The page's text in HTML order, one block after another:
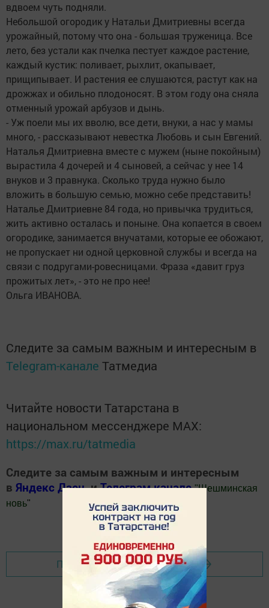
вдвоем чуть подняли.
Небольшой огородик у Натальи Дмитриевны всегда
урожайный, потому что она - большая труженица. Все
лето, без устали как пчелка пестует каждое растение,
каждый кустик: поливает, рыхлит, окапывает,
прищипывает. И растения ее слушаются, растут как на
дрожжах и обильно плодоносят. В этом году она сняла
отменный урожай арбузов и дынь.
- Уж поели мы их вволю, все дети, внуки, а нас у мамы
много, - рассказывают невестка Любовь и сын Евгений.
Наталья Дмитриевна вместе с мужем (ныне покойным)
вырастила 4 дочерей и 4 сыновей, а сейчас у нее 14
внуков и 3 правнука. Сколько труда нужно было
вложить в большую семью, можно себе представить!
Наталье Дмитриевне 84 года, но привычка трудиться,
жить активно осталась и поныне. Она копается в своем
огородике, занимается внучатами, которые ее обожают,
не пропускает ни одной церковной службы и всегда на
связи с подругами-ровесницами. Фраза «давит груз
прожитых лет», - это не про нее!
Ольга ИВАНОВА.
Следите за самым важным и интересным в
Telegram-канале Татмедиа
Читайте новости Татарстана в
национальном мессенджере MАХ:
https://max.ru/tatmedia
Следите за самым важным и интересным
в Яндекс ДзениТелеграм канале"Шешминская
новь"
Добавить Шешминскую новь в Яндекс.Новости
Перейти на страницу новости